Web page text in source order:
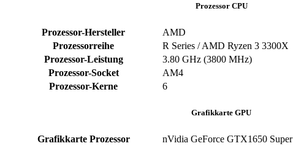
Prozessor CPU
Prozessor-Hersteller
AMD
Prozessorreihe
R Series / AMD Ryzen 3 3300X
Prozessor-Leistung
3.80 GHz (3800 MHz)
Prozessor-Socket
AM4
Prozessor-Kerne
6
Grafikkarte GPU
Grafikkarte Prozessor
nVidia GeForce GTX1650 Super